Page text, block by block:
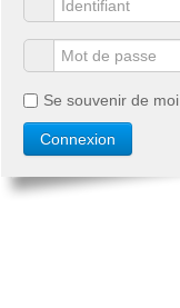
Se souvenir de moi